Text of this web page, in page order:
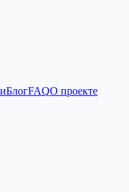
БлогFAQО проекте